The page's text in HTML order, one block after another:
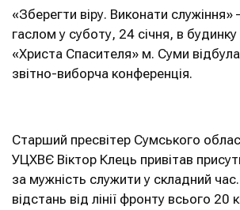
«Зберегти віру. Виконати служіння»
гаслом у суботу, 24 січня, в
«Христа Спасителя» м. Суми
звітно-виборча конференція.
Старший пресвітер Сумського
УЦХВЄ Віктор Клець привітав
за мужність служити у складний
відстань від лінії фронту всього